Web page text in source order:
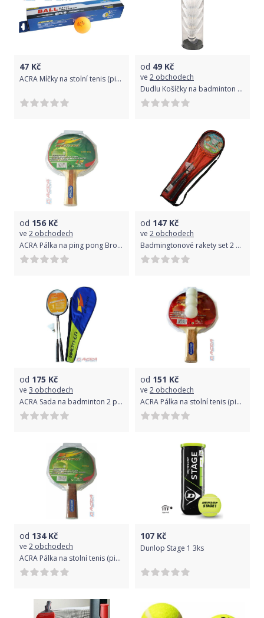
47 Kč
ACRA Míčky na stolní tenis (ping pong) 40 mm oranžové
od 49 Kč
ve 2 obchodech
Dudlu Košíčky na badminton set 6ks bílé 7,5cm v plastové tubě
od 156 Kč
ve 2 obchodech
ACRA Pálka na ping pong Brother Victory G317-85E 3-star rekreační stolní tenis
od 147 Kč
ve 2 obchodech
Badmingtonové rakety set 2 pálky s košíčkem 4 barvy v přenosném vaku
od 175 Kč
ve 3 obchodech
ACRA Sada na badminton 2 pálky
od 151 Kč
ve 2 obchodech
ACRA Pálka na stolní tenis (ping pong)
od 134Kč
ve 2 obchodech
ACRA Pálka na stolní tenis (ping pong) Brother
107 Kč
Dunlop Stage 1 3ks